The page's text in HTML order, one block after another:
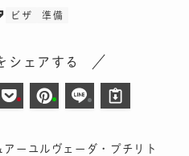
ビザ 準備
シェアする
ーユルヴェーダ・プチリト